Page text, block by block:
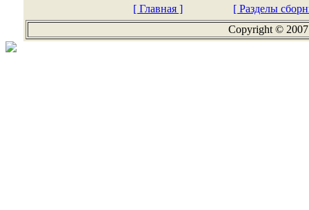
[ Главная ]
[ Разделы
Copyright ©